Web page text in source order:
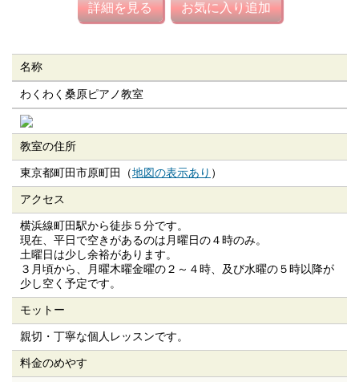
詳細を見る お気に入り追加
名称
わくわく桑原ピアノ教室
教室の住所
東京都町田市原町田（地図の表示あり ）
アクセス
横浜線町田駅から徒歩５分です。
現在、平日で空きがあるのは月曜日の４時のみ。
土曜日は少し余裕があります。
３月頃から、月曜木曜金曜の２～４時、及び水曜の５時以降が
少し空く予定です。
モットー
親切・丁寧な個人レッスンです。
料金のめやす